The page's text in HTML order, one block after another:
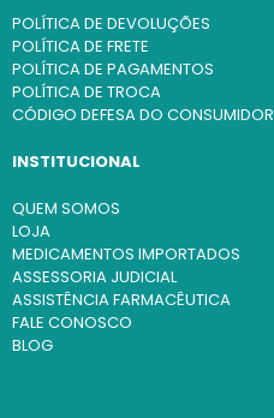
POLÍTICA DE DEVOLUÇÕES
POLÍTICA DE FRETE
POLÍTICA DE PAGAMENTOS
POLÍTICA DE TROCA
CÓDIGO DEFESA DO CONSUMIDOR
INSTITUCIONAL
QUEM SOMOS
LOJA
MEDICAMENTOS IMPORTADOS
ASSESSORIA JUDICIAL
ASSISTÊNCIA FARMACÊUTICA
FALE CONOSCO
BLOG